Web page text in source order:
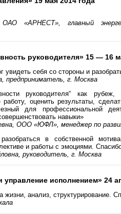
ОАО «АРНЕСТ», главный
руководителя» 15 — 16
увидеть себя со стороны и
предприниматель, г. Москва
руководителя“ как
работу, оценить результаты,
для профессиональной
навыки»
ООО «ЮФЛ», менеджер по
в собственной
и работы с эмоциями.
руководитель, г. Москва
управление исполнением» 24
анализ, структурирование.